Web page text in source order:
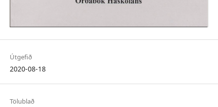
Útgefið
2020-08-18
Tölublað